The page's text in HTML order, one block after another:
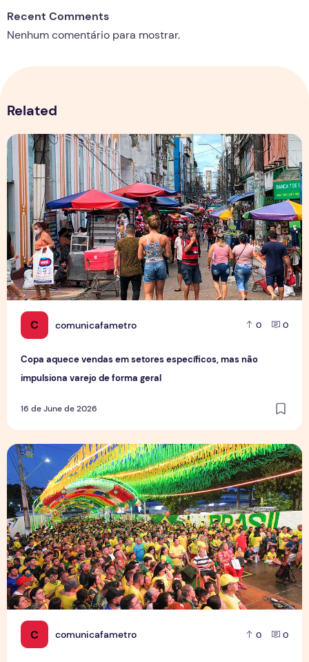
Recent Comments
Nenhum comentário para mostrar.
Related
C comunicafametro 0 0
Copa aquece vendas em setores específicos, mas não
impulsiona varejo de forma geral
16 de June de 2026
Copa aquece vendas em setores específicos, mas não
C comunicafametro 0 0
Tradição das Ruas da Copa mobiliza moradores e